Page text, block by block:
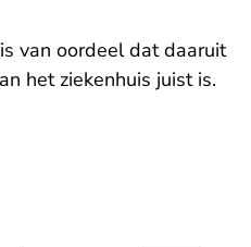
van oordeel dat daaruit
het ziekenhuis juist is.